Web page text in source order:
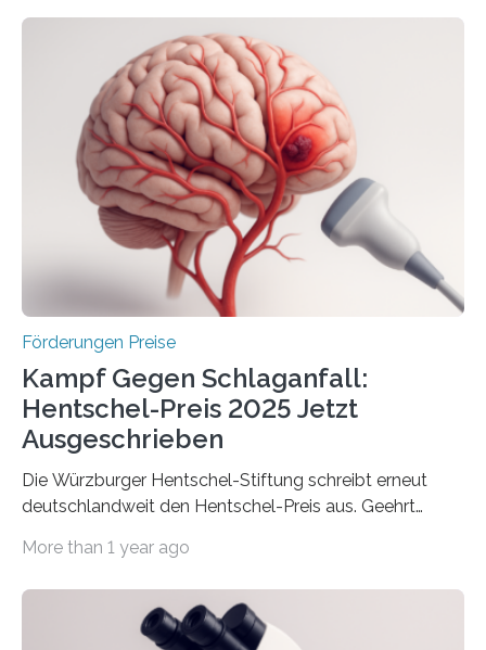
Woche vom Haushaltsausschuss freigegeben – unter
anderem zur Unterstützung der
Industrieforschungsprogramme Industrielle
Gemeinschaftsforschung (IGF), Zentrales
Innovationsprogramm Mittelstand (ZIM) und
Innovationskompetenz INNO-KOM. Auf dem
Innovationstag Mittelstand 2025 am 5. Juni 2025 in
Berlin überbrachte das Bundesministerium für
Wirtschaft und Energie eine gute Nachricht:
Überplanmäßige Verpflichtungsermächtigungen in
Förderungen Preise
Kampf Gegen Schlaganfall:
Hentschel-Preis 2025 Jetzt
Ausgeschrieben
Die Würzburger Hentschel-Stiftung schreibt erneut
deutschlandweit den Hentschel-Preis aus. Geehrt
hochrangige wissenschaftliche Publikation zum Thema
Schlaganfall“ mit Sitz in Würzburg fördert die
Schlaganfallforschung, um die Behandlung der
More than 1 year ago